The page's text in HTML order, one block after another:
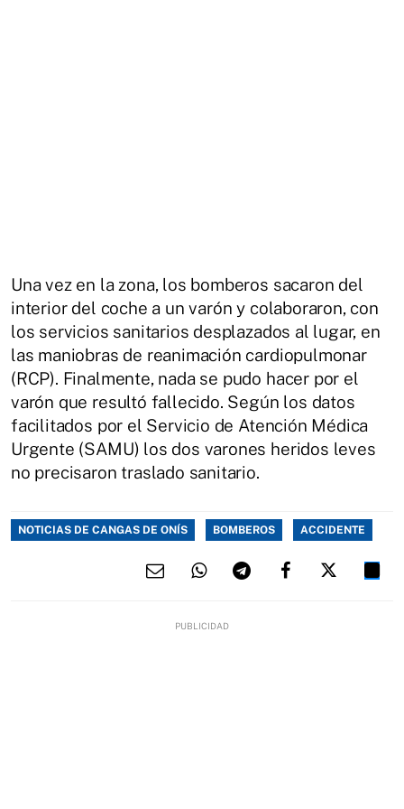
Una vez en la zona, los bomberos sacaron del
interior del coche a un varón y colaboraron, con
los servicios sanitarios desplazados al lugar, en
las maniobras de reanimación cardiopulmonar
(RCP). Finalmente, nada se pudo hacer por el
varón que resultó fallecido. Según los datos
facilitados por el Servicio de Atención Médica
Urgente (SAMU) los dos varones heridos leves
no precisaron traslado sanitario.
NOTICIAS DE CANGAS DE ONÍS BOMBEROS ACCIDENTE